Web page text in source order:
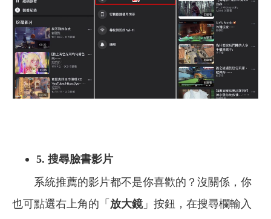
5. 搜尋臉書影片
系統推薦的影片都不是你喜歡的？沒關係，你
也可點選右上角的「 放大鏡」按鈕，在搜尋欄輸入